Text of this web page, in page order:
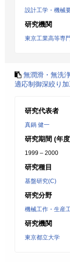
設計工学・機械
研究機関
東京工業高等専
無潤滑・無洗
適応制御深絞り加
研究代表者
真鍋 健一
研究期間 (年
1999 – 2000
研究種目
基盤研究(C)
研究分野
機械工作・生産
研究機関
東京都立大学